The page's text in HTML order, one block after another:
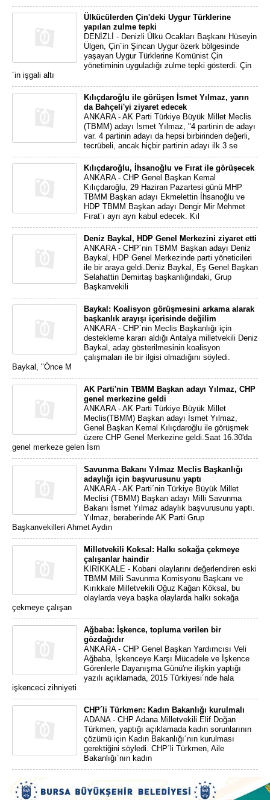
Ülkücülerden Çin'deki Uygur Türklerine
yapılan zulme tepki
DENİZLİ - Denizli Ülkü Ocakları Başkanı Hüseyin
Ülgen, Çin´in Şincan Uygur özerk bölgesinde
yaşayan Uygur Türklerine Komünist Çin
yönetiminin uyguladığı zulme tepki gösterdi. Çin
´in işgali altı
Kılıçdaroğlu ile görüşen İsmet Yılmaz, yarın
da Bahçeli'yi ziyaret edecek
ANKARA - AK Parti Türkiye Büyük Millet Meclis
(TBMM) adayı İsmet Yılmaz, "4 partinin de adayı
var. 4 partinin adayı da hepsi birbirinden değerli,
tecrübeli, ancak hiçbir partinin adayı ilk 3 se
Kılıçdaroğlu, İhsanoğlu ve Fırat ile görüşecek
ANKARA - CHP Genel Başkan Kemal
Kılıçdaroğlu, 29 Haziran Pazartesi günü MHP
TBMM Başkan adayı Ekmelettin İhsanoğlu ve
HDP TBMM Başkan adayı Dengir Mir Mehmet
Fırat´ı ayrı ayrı kabul edecek. Kıl
Deniz Baykal, HDP Genel Merkezini ziyaret etti
ANKARA - CHP´nin TBMM Başkan adayı Deniz
Baykal, HDP Genel Merkezinde parti yöneticileri
ile bir araya geldi.Deniz Baykal, Eş Genel Başkan
Selahattin Demirtaş başkanlığındaki, Grup
Başkanvekili
Baykal: Koalisyon görüşmesini arkama alarak
başkanlık arayışı içerisinde değilim
ANKARA - CHP´nin Meclis Başkanlığı için
destekleme kararı aldığı Antalya milletvekili Deniz
Baykal, aday gösterilmesinin koalisyon
çalışmaları ile bir ilgisi olmadığını söyledi.
Baykal, "Önce M
AK Parti'nin TBMM Başkan adayı Yılmaz, CHP
genel merkezine geldi
ANKARA - AK Parti Türkiye Büyük Millet
Meclis(TBMM) Başkan adayı İsmet Yılmaz,
Genel Başkan Kemal Kılıçdaroğlu ile görüşmek
üzere CHP Genel Merkezine geldi.Saat 16.30'da
genel merkeze gelen İsm
Savunma Bakanı Yılmaz Meclis Başkanlığı
adaylığı için başvurusunu yaptı
ANKARA - AK Parti´nin Türkiye Büyük Millet
Meclisi (TBMM) Başkan adayı Milli Savunma
Bakanı İsmet Yılmaz adaylık başvurusunu yaptı.
Yılmaz, beraberinde AK Parti Grup
Başkanvekilleri Ahmet Aydın
Milletvekili Koksal: Halkı sokağa çekmeye
çalışanlar haindir
KIRIKKALE - Kobani olaylarını değerlendiren eski
TBMM Milli Savunma Komisyonu Başkanı ve
Kırıkkale Milletvekili Oğuz Kağan Köksal, bu
olaylarda veya başka olaylarda halkı sokağa
çekmeye çalışan
Ağbaba: İşkence, topluma verilen bir
gözdağıdır
ANKARA - CHP Genel Başkan Yardımcısı Veli
Ağbaba, İşkenceye Karşı Mücadele ve İşkence
Görenlerle Dayanışma Günü'ne ilişkin yaptığı
yazılı açıklamada, 2015 Türkiyesi´nde hala
işkenceci zihniyeti
CHP´li Türkmen: Kadın Bakanlığı kurulmalı
ADANA - CHP Adana Milletvekili Elif Doğan
Türkmen, yaptığı açıklamada kadın sorunlarının
çözümü için Kadın Bakanlığı´nın kurulması
gerektiğini söyledi. CHP´li Türkmen, Aile
Bakanlığı´nın kadın